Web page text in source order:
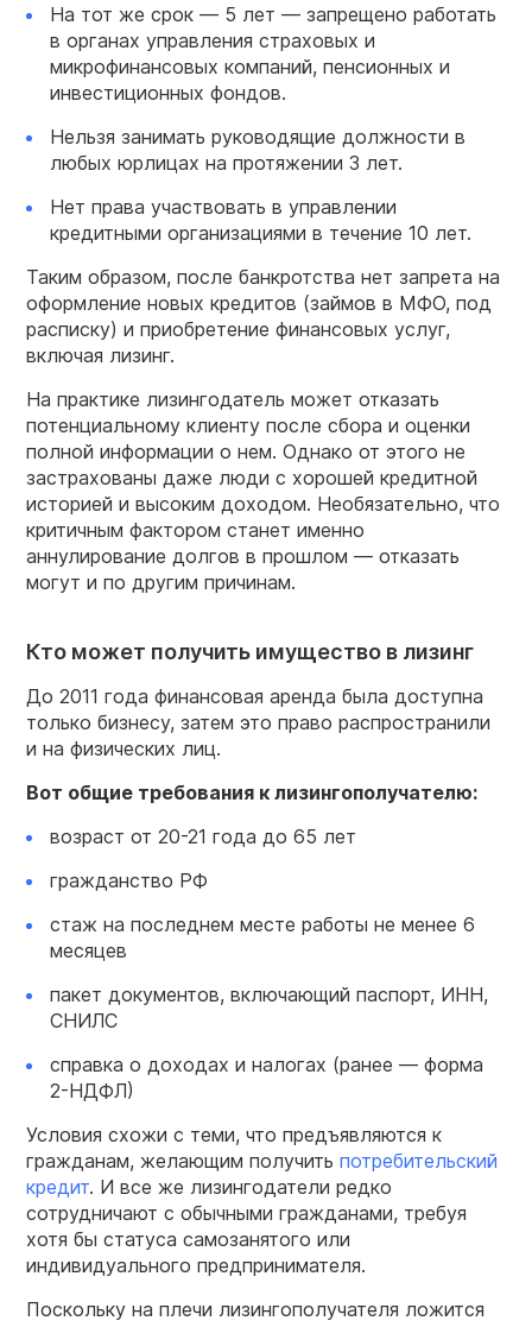
На тот же срок — 5 лет — запрещено работать
в органах управления страховых и
микрофинансовых компаний, пенсионных и
инвестиционных фондов.
Нельзя занимать руководящие должности в
любых юрлицах на протяжении 3 лет.
Нет права участвовать в управлении
кредитными организациями в течение 10 лет.
Таким образом, после банкротства нет запрета на
оформление новых кредитов (займов в МФО, под
расписку) и приобретение финансовых услуг,
включая лизинг.
На практике лизингодатель может отказать
потенциальному клиенту после сбора и оценки
полной информации о нем. Однако от этого не
застрахованы даже люди с хорошей кредитной
историей и высоким доходом. Необязательно, что
критичным фактором станет именно
аннулирование долгов в прошлом — отказать
могут и по другим причинам.
Кто может получить имущество в лизинг
До 2011 года финансовая аренда была доступна
только бизнесу, затем это право распространили
и на физических лиц.
Вот общие требования к лизингополучателю:
возраст от 20-21 года до 65 лет
гражданство РФ
стаж на последнем месте работы не менее 6
месяцев
пакет документов, включающий паспорт, ИНН,
СНИЛС
справка о доходах и налогах (ранее — форма
2-НДФЛ)
Условия схожи с теми, что предъявляются к
гражданам, желающим получить потребительский
кредит. И все же лизингодатели редко
сотрудничают с обычными гражданами, требуя
хотя бы статуса самозанятого или
индивидуального предпринимателя.
Поскольку на плечи лизингополучателя ложится